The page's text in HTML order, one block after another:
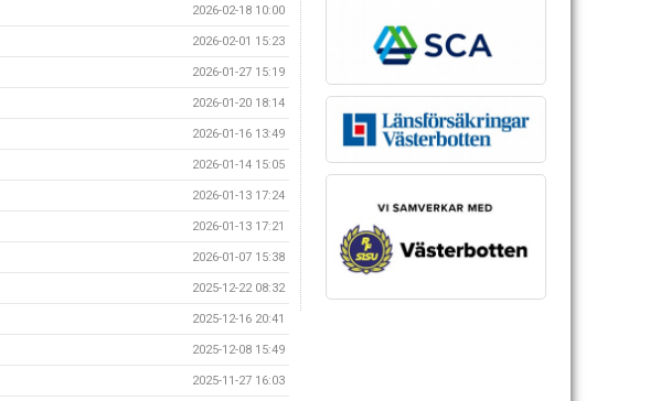
2026-02-18 10:00
2026-02-01 15:23
2026-01-27 15:19
2026-01-20 18:14
2026-01-16 13:49
2026-01-14 15:05
2026-01-13 17:24
2026-01-13 17:21
2026-01-07 15:38
2025-12-22 08:32
2025-12-16 20:41
2025-12-08 15:49
2025-11-27 16:03